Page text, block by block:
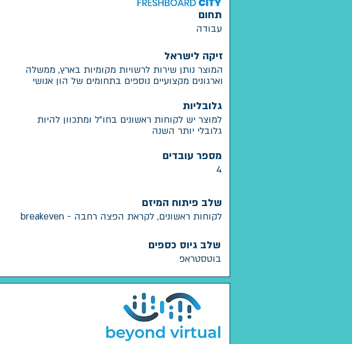
תחום
עבודה
זיקה לישראל
המוצר נותן שירות לרשויות מקומיות בארץ, ממשלה
וארגונים מקצועיים נוספים בתחומים של הון אנושי
גלובליות
למוצר יש לקוחות ראשונים בחו"ל ומתכוון להיות
גלובלי יותר השנה
מספר עובדים
4
שלב פיתוח המיזם
לקוחות ראשונים, לקראת הפצה רחבה - breakeven
שלב גיוס כספים
בוטסטראפ